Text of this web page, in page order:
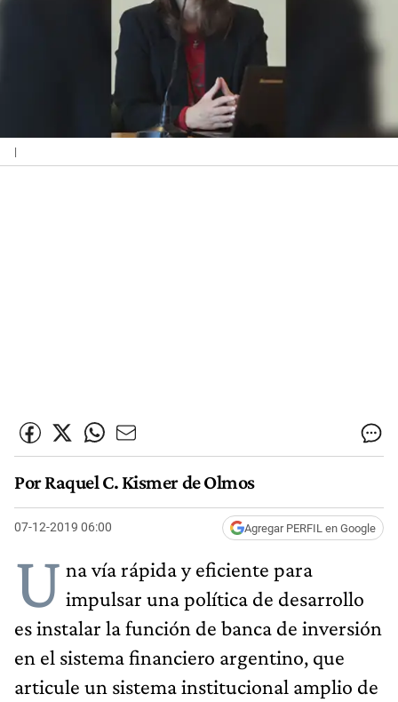
|
Por Raquel C. Kismer de Olmos
07-12-2019 06:00 Agregar PERFIL en Google
U na vía rápida y eficiente para
impulsar una política de desarrollo
es instalar la función de banca de inversión
en el sistema financiero argentino, que
articule un sistema institucional amplio de